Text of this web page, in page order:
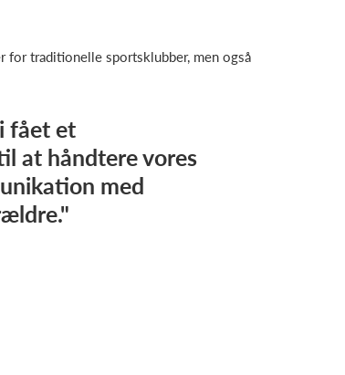
for traditionelle sportsklubber, men også
fået et
at håndtere vores
med